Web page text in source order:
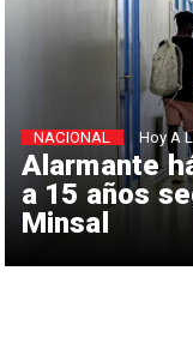
Alarmante
a 15 años
Minsal
NACIONAL Hoy A